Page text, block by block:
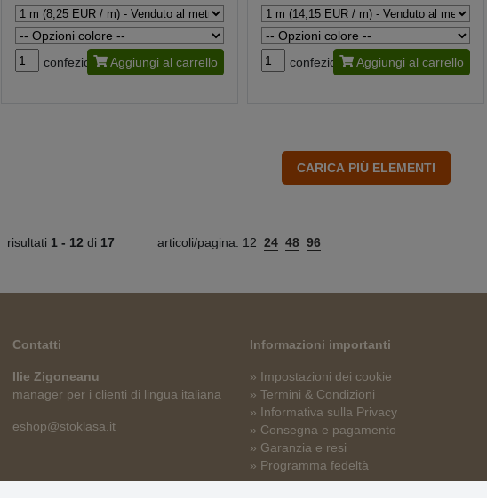
confezione Aggiungi al carrello confezione Aggiungi al carrello
risultati 1 - 12 di 17 articoli/pagina: 12 24 48 96
Contatti
Ilie Zigoneanu
manager per i clienti di lingua italiana
eshop@stoklasa.it
Informazioni importanti
» Impostazioni dei cookie
» Termini & Condizioni
» Informativa sulla Privacy
» Consegna e pagamento
» Garanzia e resi
» Programma fedeltà